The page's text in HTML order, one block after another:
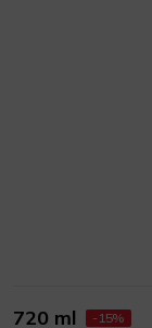
720 ml
-15%